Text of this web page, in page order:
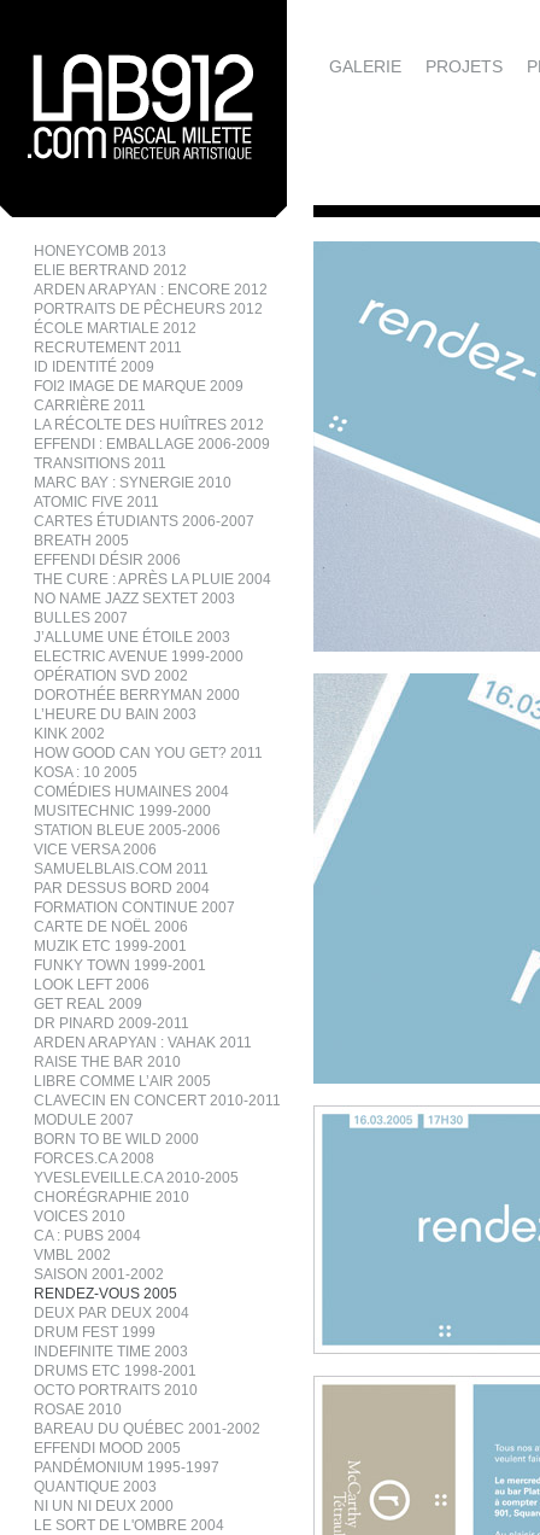
HONEYCOMB 2013
ELIE BERTRAND 2012
ARDEN ARAPYAN : ENCORE 2012
PORTRAITS DE PÊCHEURS 2012
ÉCOLE MARTIALE 2012
RECRUTEMENT 2011
ID IDENTITÉ 2009
FOI2 IMAGE DE MARQUE 2009
CARRIÈRE 2011
LA RÉCOLTE DES HUIÎTRES 2012
EFFENDI : EMBALLAGE 2006-2009
TRANSITIONS 2011
MARC BAY : SYNERGIE 2010
ATOMIC FIVE 2011
CARTES ÉTUDIANTS 2006-2007
BREATH 2005
EFFENDI DÉSIR 2006
THE CURE : APRÈS LA PLUIE 2004
NO NAME JAZZ SEXTET 2003
BULLES 2007
J’ALLUME UNE ÉTOILE 2003
ELECTRIC AVENUE 1999-2000
OPÉRATION SVD 2002
DOROTHÉE BERRYMAN 2000
L’HEURE DU BAIN 2003
KINK 2002
HOW GOOD CAN YOU GET? 2011
KOSA : 10 2005
COMÉDIES HUMAINES 2004
MUSITECHNIC 1999-2000
STATION BLEUE 2005-2006
VICE VERSA 2006
SAMUELBLAIS.COM 2011
PAR DESSUS BORD 2004
FORMATION CONTINUE 2007
CARTE DE NOËL 2006
MUZIK ETC 1999-2001
FUNKY TOWN 1999-2001
LOOK LEFT 2006
GET REAL 2009
DR PINARD 2009-2011
ARDEN ARAPYAN : VAHAK 2011
RAISE THE BAR 2010
LIBRE COMME L’AIR 2005
CLAVECIN EN CONCERT 2010-2011
MODULE 2007
BORN TO BE WILD 2000
FORCES.CA 2008
YVESLEVEILLE.CA 2010-2005
CHORÉGRAPHIE 2010
VOICES 2010
CA : PUBS 2004
VMBL 2002
SAISON 2001-2002
RENDEZ-VOUS 2005
DEUX PAR DEUX 2004
DRUM FEST 1999
INDEFINITE TIME 2003
DRUMS ETC 1998-2001
OCTO PORTRAITS 2010
ROSAE 2010
BAREAU DU QUÉBEC 2001-2002
EFFENDI MOOD 2005
PANDÉMONIUM 1995-1997
QUANTIQUE 2003
NI UN NI DEUX 2000
LE SORT DE L'OMBRE 2004
GALERIE PROJETS